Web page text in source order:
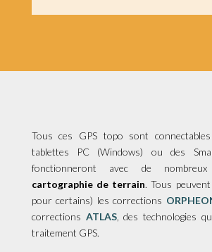
Tous ces GPS topo sont
tablettes PC (Windows) ou des
fonctionneront avec de
cartographie de terrain. Tous
pour certains) les corrections
corrections ATLAS, des technologies
traitement GPS.